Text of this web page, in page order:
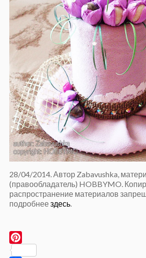
28/04/2014. Автор Zabavushka,
(правообладатель) HOBBYMO.
распространение материалов
подробнеездесь.